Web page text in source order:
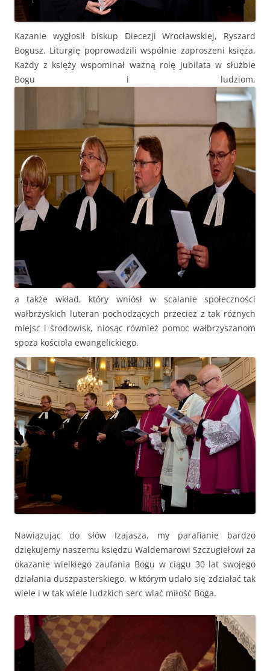
Kazanie wygłosił biskup Diecezji Wrocławskiej, Ryszard
Bogusz. Liturgię poprowadzili wspólnie zaproszeni księża.
Każdy z księży wspominał ważną rolę Jubilata w służbie
Bogu i ludziom,
a także wkład, który wniósł w scalanie społeczności
wałbrzyskich luteran pochodzących przecież z tak różnych
miejsc i środowisk, niosąc również pomoc wałbrzyszanom
spoza kościoła ewangelickiego.
Nawiązując do słów Izajasza, my parafianie bardzo
dziękujemy naszemu księdzu Waldemarowi Szczugiełowi za
okazanie wielkiego zaufania Bogu w ciągu 30 lat swojego
działania duszpasterskiego, w którym udało się zdziałać tak
wiele i w tak wiele ludzkich serc wlać miłość Boga.